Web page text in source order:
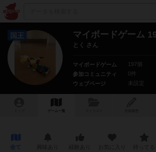
国王 マイボードゲーム
とく さん
マイボードゲーム
197個
参加コミュニティ
0件
ウェブページ
未設定
ゲーム一覧
全て